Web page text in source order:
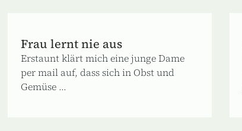
Frau lernt nie aus
Erstaunt klärt mich eine junge Dame
per mail auf, dass sich in Obst und
Gemüse ...